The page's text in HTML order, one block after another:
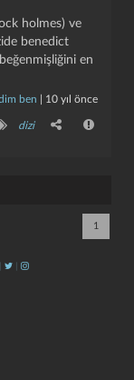
holmes) ve
benedict
en
ben 10 yıl önce
dizi
1
|